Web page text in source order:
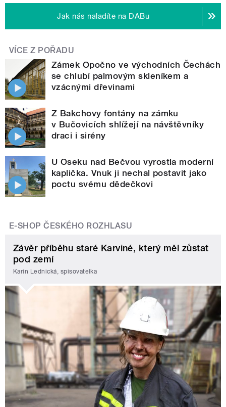
Jak nás naladíte na DABu
VÍCE Z POŘADU
Zámek Opočno ve východních Čechách
se chlubí palmovým skleníkem a
vzácnými dřevinami
Z Bakchovy fontány na zámku
v Bučovicích shlížejí na návštěvníky
draci i sirény
U Oseku nad Bečvou vyrostla moderní
kaplička. Vnuk ji nechal postavit jako
poctu svému dědečkovi
E-SHOP ČESKÉHO ROZHLASU
Závěr příběhu staré Karviné, který měl zůstat
pod zemí
Karin Lednická, spisovatelka